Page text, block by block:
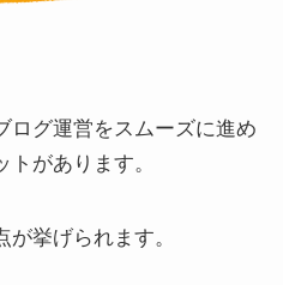
ログ運営をスムーズに進め
があります。
挙げられます。